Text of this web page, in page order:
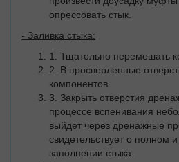
опрессовать стык.
- Заливка стыка:
1. Тщательно перемешать
2. В просверленные
компонентов.
3. Закрыть отверстия
процессе вспенивания
выйдет через дренажные
свидетельствует о полном
заполнении стыка.